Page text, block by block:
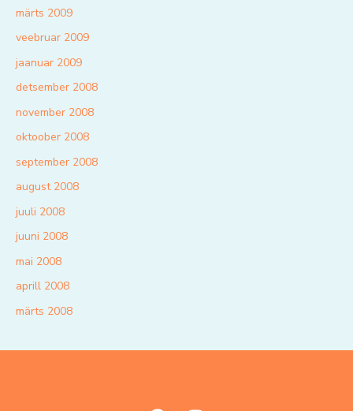
märts 2009
veebruar 2009
jaanuar 2009
detsember 2008
november 2008
oktoober 2008
september 2008
august 2008
juuli 2008
juuni 2008
mai 2008
aprill 2008
märts 2008